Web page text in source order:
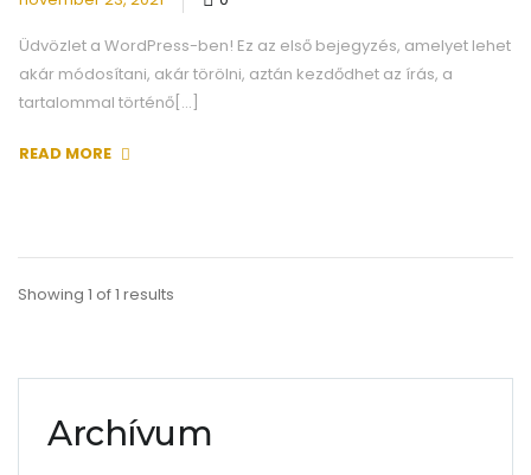
Archívum
Üdvözlet a WordPress-ben! Ez az első bejegyzés, amelyet lehet
akár módosítani, akár törölni, aztán kezdődhet az írás, a
tartalommal történő[...]
READ MORE
Showing 1 of 1 results